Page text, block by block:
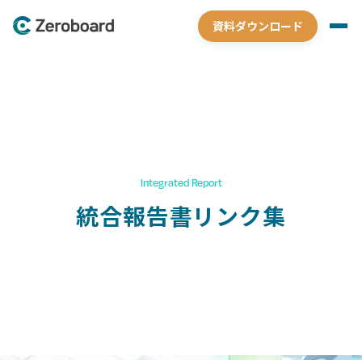
資料ダウンロード
Integrated Report
統合報告書リンク集